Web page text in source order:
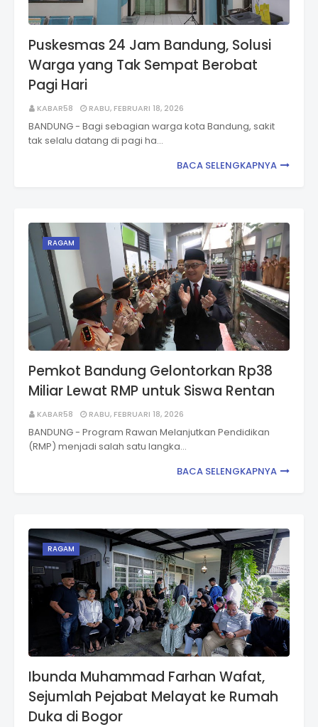
Puskesmas 24 Jam Bandung, Solusi
Warga yang Tak Sempat Berobat
Pagi Hari
KABAR58 RABU, FEBRUARI 18, 2026
BANDUNG - Bagi sebagian warga kota Bandung, sakit
tak selalu datang di pagi ha…
BACA SELENGKAPNYA
RAGAM
Pemkot Bandung Gelontorkan Rp38
Miliar Lewat RMP untuk Siswa Rentan
KABAR58 RABU, FEBRUARI 18, 2026
BANDUNG - Program Rawan Melanjutkan Pendidikan
(RMP) menjadi salah satu langka…
BACA SELENGKAPNYA
RAGAM
Ibunda Muhammad Farhan Wafat,
Sejumlah Pejabat Melayat ke Rumah
Duka di Bogor